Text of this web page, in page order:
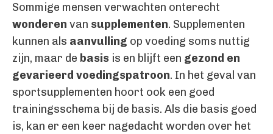
Sommige mensen verwachten onterecht
wonderen van supplementen. Supplementen
kunnen als aanvulling op voeding soms nuttig
zijn, maar de basis is en blijft een gezond en
gevarieerd voedingspatroon. In het geval van
sportsupplementen hoort ook een goed
trainingsschema bij de basis. Als die basis goed
is, kan er een keer nagedacht worden over het